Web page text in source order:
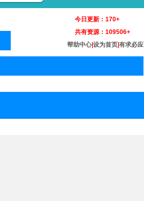
今日更新： 170+
共有资源： 109506+
帮助中心 设为首页 有求必应